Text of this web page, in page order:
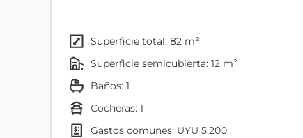
El edificio tiene un diferencial que lo hace muy
Piscina climatizada
Gimnasio
Portería de 8 a 16hs
Barbacoas
Terraza de uso común.
Lavandería
superficie total: 82 m²
superficie semicubierta: 12 m²
baños: 1
cocheras: 1
gastos comunes: UYU 5.200